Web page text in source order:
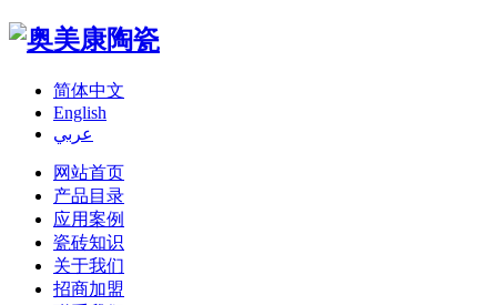
简体中文
English
عربي
网站首页
产品目录
应用案例
瓷砖知识
关于我们
招商加盟